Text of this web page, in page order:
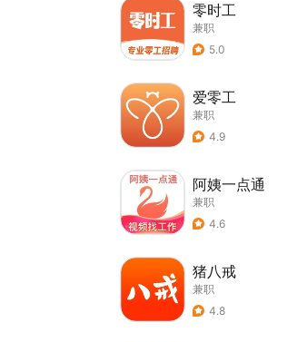
零时工
兼职
5.0
爱零工
兼职
4.9
阿姨一点通
兼职
4.6
猪八戒
兼职
4.8